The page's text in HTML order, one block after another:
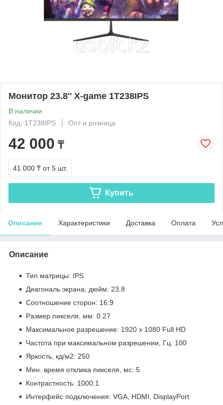
Монитор 23.8'' X-game 1T238IPS
В наличии
Код: 1T238IPS
Опт и розница
42 000 ₸
41 000 ₸ от 5 шт.
Купить
Описание Характеристики Доставка Оплата
Описание
Тип матрицы: IPS
Диагональ экрана, дюйм: 23.8
Соотношение сторон: 16:9
Размер пикселя, мм: 0.27
Максимальное разрешение: 1920 x 1080 Full HD
Частота при максимальном разрешении, Гц: 100
Яркость, кд/м2: 250
Мин. время отклика пикселя, мс: 5
Контрастность: 1000:1
Интерфейс подключения: VGA, HDMI, DisplayPort